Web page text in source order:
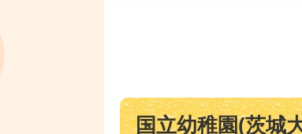
国立幼稚園(茨城